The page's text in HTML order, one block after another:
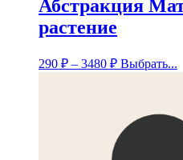
Абстракция
растение
290 ₽ – 3480 ₽ Выбрать...